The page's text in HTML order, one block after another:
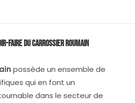
Faire duCarrossier Roumain
possède un ensemble de
qui en font un
dans le secteur de